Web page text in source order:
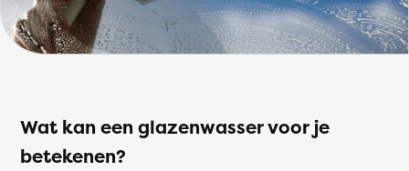
Wat kan een glazenwasser voor je
betekenen?